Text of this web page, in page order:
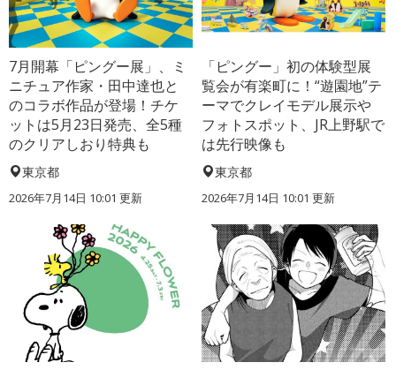
7月開幕「ピングー展」、ミ
ニチュア作家・田中達也と
のコラボ作品が登場！チケ
ットは5月23日発売、全5種
のクリアしおり特典も
東京都
2026年7月14日 10:01 更新
「ピングー」初の体験型展
覧会が有楽町に！“遊園地”テ
ーマでクレイモデル展示や
フォトスポット、JR上野駅で
は先行映像も
東京都
2026年7月14日 10:01 更新